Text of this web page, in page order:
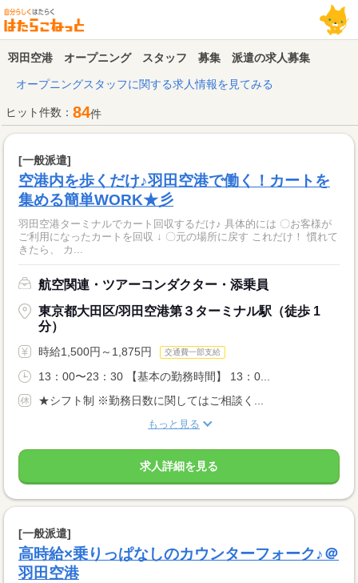
羽田空港 オープニング スタッフ 募集 派遣の求人募集
オープニングスタッフに関する求人情報を見てみる
ヒット件数： 84件
[一般派遣]
空港内を歩くだけ♪羽田空港で働く！カートを
集める簡単WORK★彡
羽田空港ターミナルでカート回収するだけ♪ 具体的には 〇お客様が
ご利用になったカートを回収 ↓ 〇元の場所に戻す これだけ！ 慣れて
きたら、 カ...
航空関連・ツアーコンダクター・添乗員
東京都大田区/羽田空港第３ターミナル駅（徒歩 1
分）
時給1,500円～1,875円 交通費一部支給
13：00〜23：30 【基本の勤務時間】 13：0...
★シフト制 ※勤務日数に関してはご相談く...
もっと見る
求人詳細を見る
[一般派遣]
高時給×乗りっぱなしのカウンターフォーク♪＠
羽田空港